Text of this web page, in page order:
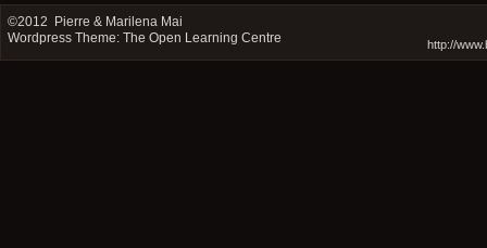
©2012 Pierre & Marilena Mai
Wordpress Theme: The Open Learning Centre
http://